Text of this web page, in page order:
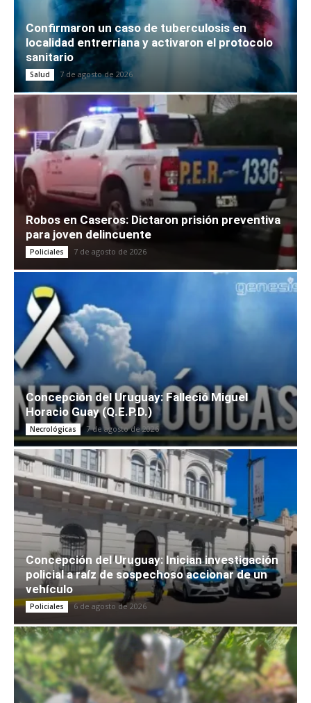
Confirmaron un caso de tuberculosis en
localidad entrerriana y activaron el protocolo
sanitario
Salud 7 de agosto de 2026
Robos en Caseros: Dictaron prisión preventiva
para joven delincuente
Policiales 7 de agosto de 2026
Concepción del Uruguay: Falleció Miguel
Horacio Guay (Q.E.P.D.)
Necrológicas 7 de agosto de 2026
Concepción del Uruguay: Inician investigación
policial a raíz de sospechoso accionar de un
vehículo
Policiales 6 de agosto de 2026